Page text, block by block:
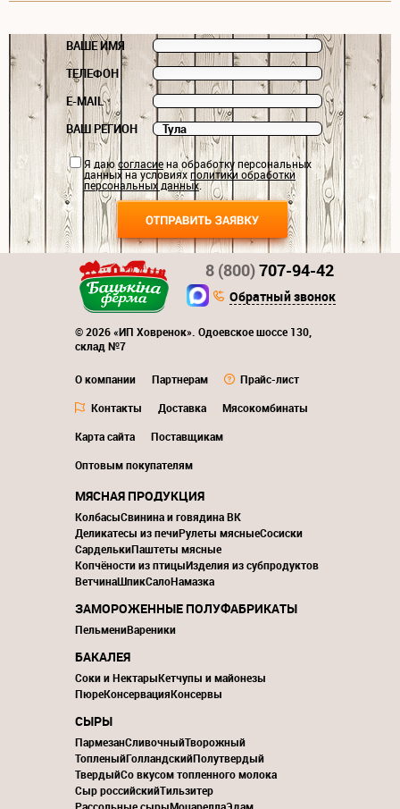
ВАШЕ ИМЯ
ТЕЛЕФОН
E-MAIL
ВАШ РЕГИОН
Я даюсогласиена обработку персональных
данных на условияхполитики обработки
персональных данных.
© 2026 «ИП Ховренок». Одоевское шоссе 130,
склад №7
О компании Партнерам
Прайс-лист
Контакты
Доставка
Мясокомбинаты
Карта сайта
Поставщикам
Оптовым покупателям
8 (800)707-94-42
Обратный звонок
МЯСНАЯ ПРОДУКЦИЯ
КолбасыСвинина и говядина ВК
Деликатесы из печиРулеты мясныеСосиски
СарделькиПаштеты мясные
Копчёности из птицыИзделия из субпродуктов
ВетчинаШпикСалоНамазка
ЗАМОРОЖЕННЫЕ ПОЛУФАБРИКАТЫ
ПельмениВареники
БАКАЛЕЯ
Соки и НектарыКетчупы и майонезы
ПюреКонсервацияКонсервы
СЫРЫ
ПармезанСливочныйТворожный
ТопленыйГолландскийПолутвердый
ТвердыйСо вкусом топленного молока
Сыр российскийТильзитер